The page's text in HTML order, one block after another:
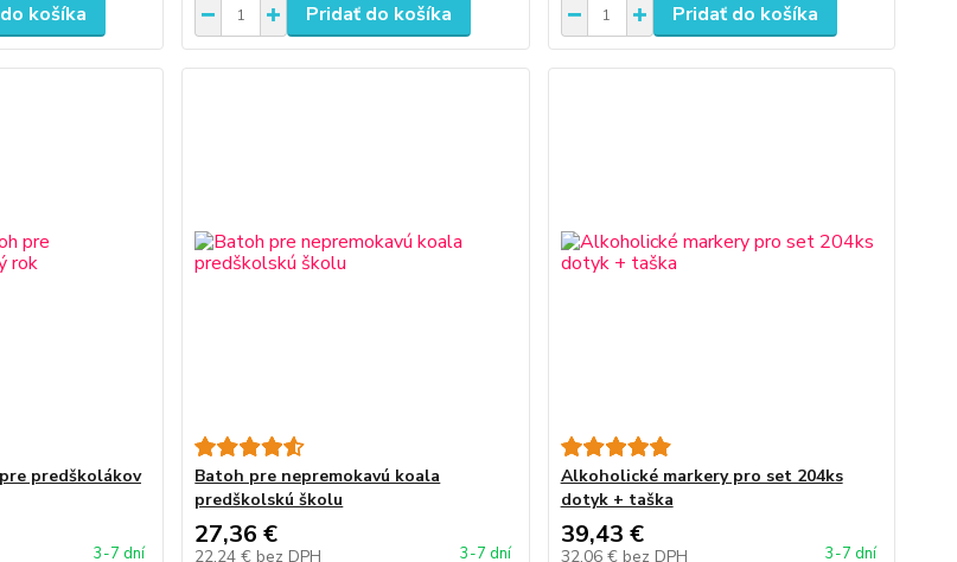
košíka Pridať do košíka Pridať do košíka
predškolákov
3-7 dní
Batoh pre nepremokavú koala
predškolskú školu
27,36 €
22,24 € bez DPH 3-7 dní
Alkoholické markery pro set 204ks
dotyk + taška
39,43 €
32,06 € bez DPH 3-7 dní